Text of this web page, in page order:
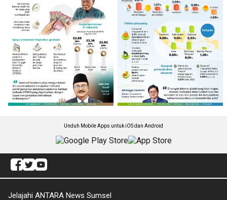
Unduh Mobile Apps untuk iOS dan Android
Jelajahi ANTARA News Sumsel